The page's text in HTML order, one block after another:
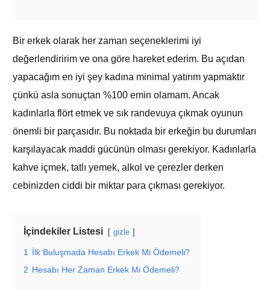
Bir erkek olarak her zaman seçeneklerimi iyi
değerlendiririm ve ona göre hareket ederim. Bu açıdan
yapacağım en iyi şey kadına minimal yatırım yapmaktır
çünkü asla sonuçtan %100 emin olamam. Ancak
kadınlarla flört etmek ve sık randevuya çıkmak oyunun
önemli bir parçasıdır. Bu noktada bir erkeğin bu durumları
karşılayacak maddi gücünün olması gerekiyor. Kadınlarla
kahve içmek, tatlı yemek, alkol ve çerezler derken
cebinizden ciddi bir miktar para çıkması gerekiyor.
İçindekiler Listesi gizle
1
İlk Buluşmada Hesabı Erkek Mi Ödemeli?
2 Hesabı Her Zaman Erkek Mi Ödemeli?